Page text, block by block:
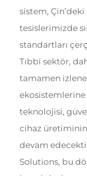
sistem, Çin’deki
tesislerimizde
standartları
Tıbbi sektör,
tamamen
teknolojisi,
cihaz üretiminin
devam
Solutions, bu